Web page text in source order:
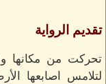
تقديم الرواية
تحركت من مكانها
لتلامس اصابعها